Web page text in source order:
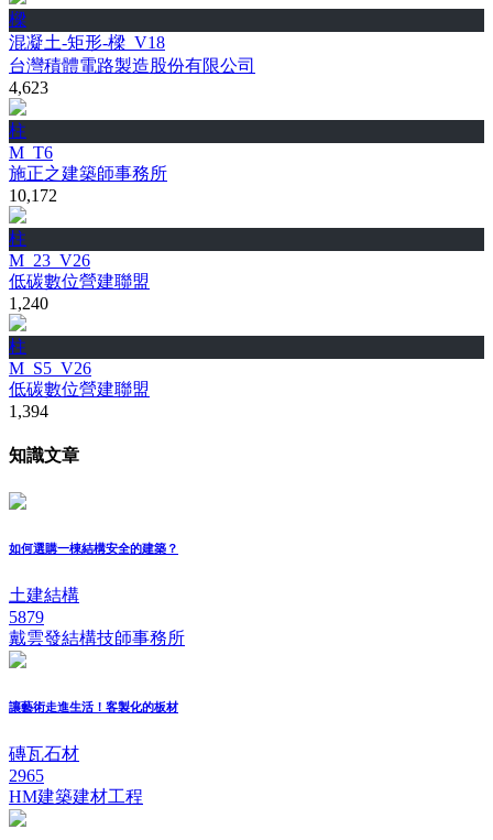
樑
混凝土-矩形-樑_V18
台灣積體電路製造股份有限公司
4,623
柱
M_T6
施正之建築師事務所
10,172
柱
M_23_V26
低碳數位營建聯盟
1,240
柱
M_S5_V26
低碳數位營建聯盟
1,394
知識文章
如何選購一棟結構安全的建築？
土建結構
5879
戴雲發結構技師事務所
讓藝術走進生活！客製化的板材
磚瓦石材
2965
HM建築建材工程